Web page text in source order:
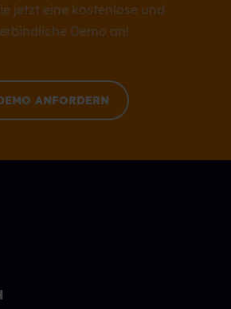
jetzt eine kostenlose und
Demo an!
ANFORDERN